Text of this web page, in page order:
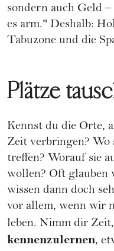
sondern auch Geld
es arm." Deshalb:
Tabuzone und die
Plätze
Kennst du die Orte,
Zeit verbringen? Wo
treffen? Worauf sie
wollen? Oft glauben
wissen dann doch
vor allem, wenn wir
leben. Nimm dir
kennenzulernen,